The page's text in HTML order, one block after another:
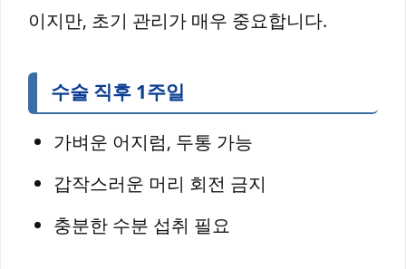
이지만, 초기 관리가 매우 중요합니다.
수술 직후 1주일
가벼운 어지럼, 두통 가능
갑작스러운 머리 회전 금지
충분한 수분 섭취 필요